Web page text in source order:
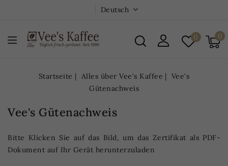
Deutsch
0
0
Startseite Alles über Vee's Kaffee
Vee's
Gütenachweis
Vee's Gütenachweis
Bitte Klicken Sie auf das Bild, um das Zertifikat als PDF-
Dokument auf Ihr Gerät herunterzuladen